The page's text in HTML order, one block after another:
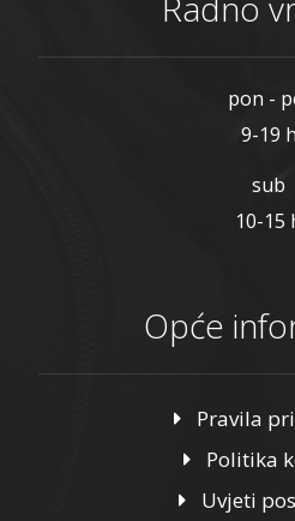
pon -
9-19 h
sub
10-15
Opće
Pravila
Politika
Uvjeti